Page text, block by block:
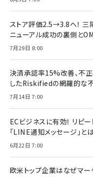
ストア評価2.5→3.8へ！ 三
ニューアル成功の裏側と
7月29日 8:00
決済承認率15%改善、不
したRiskifiedの網羅的な
7月14日 7:00
ECビジネスに有効！ リピ
「LINE通知メッセージ」と
6月22日 7:00
欧米トップ企業はなぜマ